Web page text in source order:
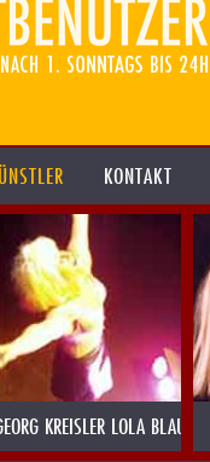
KONTAKT
KREISLER LOLA BLAU